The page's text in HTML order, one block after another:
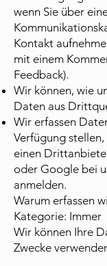
wenn Sie über
Kontakt
mit einem
Feedback).
Wir können, wie
Daten aus
Wir erfassen
Verfügung
einen
oder Google bei
anmelden.
Warum erfassen
Kategorie: Immer
Wir können Ihre
Zwecke